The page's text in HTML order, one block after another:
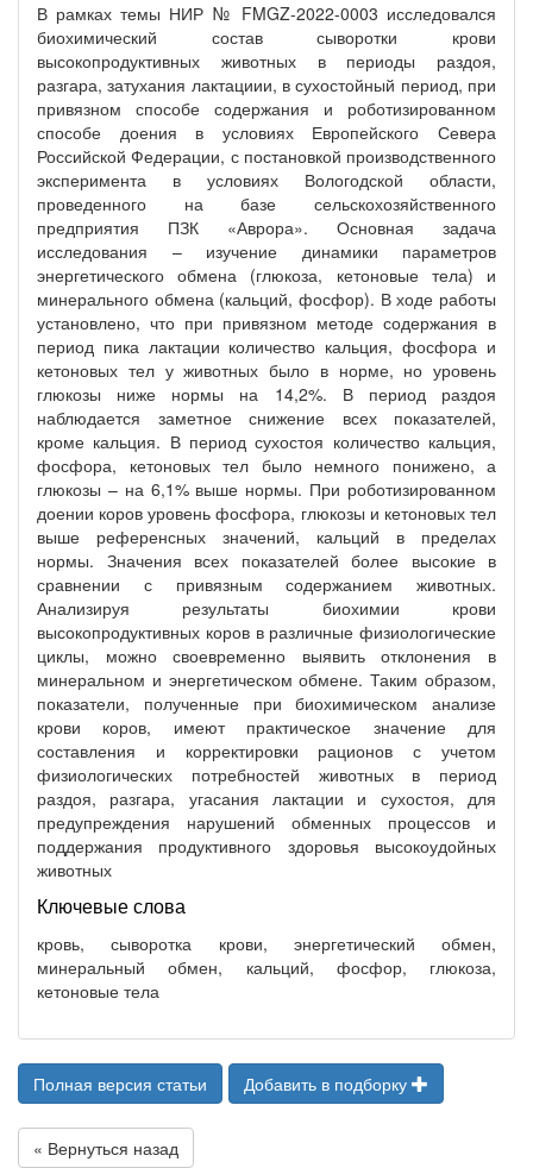
В рамках темы НИР № FMGZ-2022-0003 исследовался
биохимический состав сыворотки крови
высокопродуктивных животных в периоды раздоя,
разгара, затухания лактациии, в сухостойный период, при
привязном способе содержания и роботизированном
способе доения в условиях Европейского Севера
Российской Федерации, с постановкой производственного
эксперимента в условиях Вологодской области,
проведенного на базе сельскохозяйственного
предприятия ПЗК «Аврора». Основная задача
исследования – изучение динамики параметров
энергетического обмена (глюкоза, кетоновые тела) и
минерального обмена (кальций, фосфор). В ходе работы
установлено, что при привязном методе содержания в
период пика лактации количество кальция, фосфора и
кетоновых тел у животных было в норме, но уровень
глюкозы ниже нормы на 14,2%. В период раздоя
наблюдается заметное снижение всех показателей,
кроме кальция. В период сухостоя количество кальция,
фосфора, кетоновых тел было немного понижено, а
глюкозы – на 6,1% выше нормы. При роботизированном
доении коров уровень фосфора, глюкозы и кетоновых тел
выше референсных значений, кальций в пределах
нормы. Значения всех показателей более высокие в
сравнении с привязным содержанием животных.
Анализируя результаты биохимии крови
высокопродуктивных коров в различные физиологические
циклы, можно своевременно выявить отклонения в
минеральном и энергетическом обмене. Таким образом,
показатели, полученные при биохимическом анализе
крови коров, имеют практическое значение для
составления и корректировки рационов с учетом
физиологических потребностей животных в период
раздоя, разгара, угасания лактации и сухостоя, для
предупреждения нарушений обменных процессов и
поддержания продуктивного здоровья высокоудойных
животных
Ключевые слова
кровь, сыворотка крови, энергетический обмен,
минеральный обмен, кальций, фосфор, глюкоза,
кетоновые тела
Полная версия статьи Добавить в подборку
« Вернуться назад